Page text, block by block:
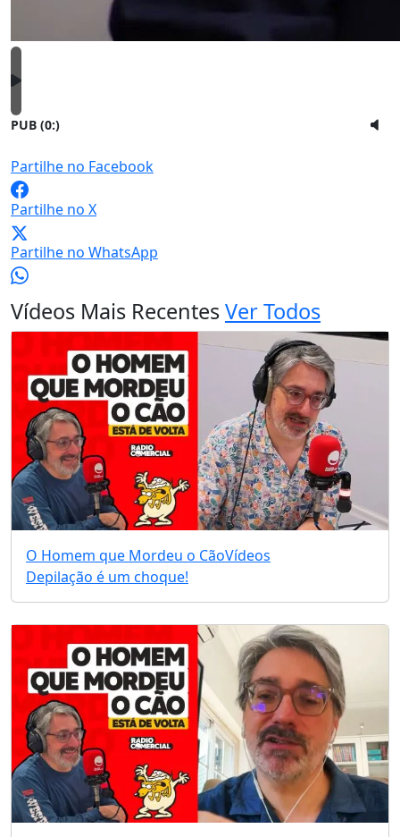
PUB (0:)
Partilhe no Facebook
Partilhe no X
Partilhe no WhatsApp
Vídeos Mais RecentesVer Todos
O Homem que Mordeu o CãoVídeos
Depilação é um choque!